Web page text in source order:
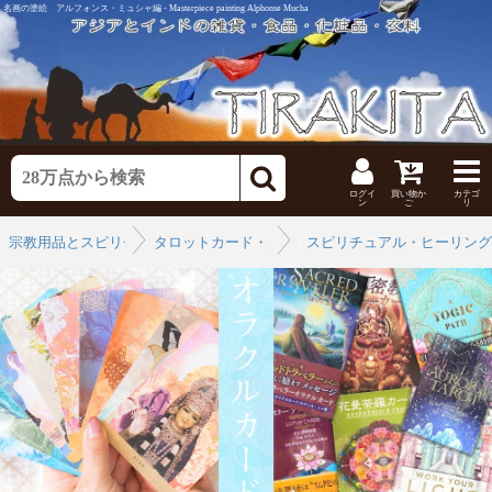
名画の塗絵 アルフォンス・ミュシャ編 - Masterpiece painting Alphonse Mucha
ログイ
ン
買い物か
ご
カテゴ
リ
宗教用品とスピリチュアルタロットカード・タロット解説書スピリチュアル・ヒーリン